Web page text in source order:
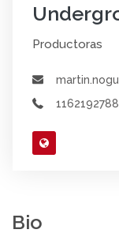
Productoras
1162192788
Bio